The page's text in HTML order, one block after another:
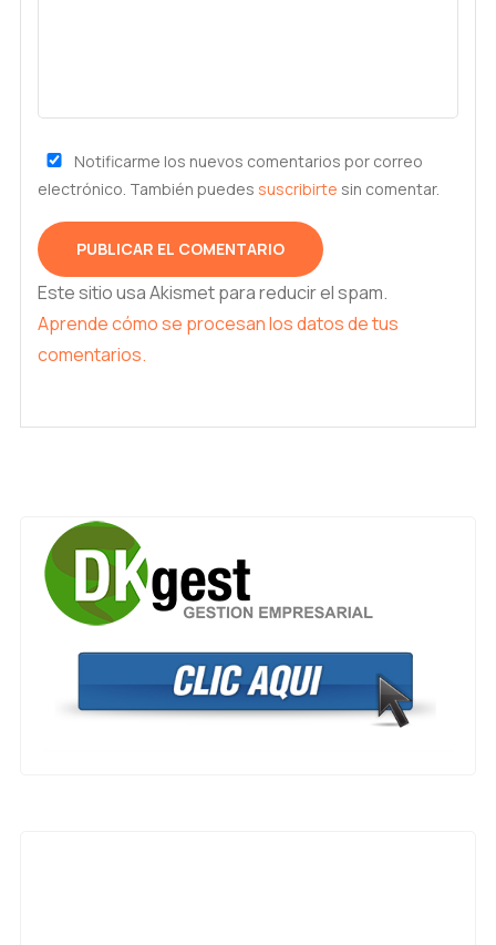
Notificarme los nuevos comentarios por correo
electrónico. También puedes suscribirte sin comentar.
Este sitio usa Akismet para reducir el spam.
Aprende cómo se procesan los datos de tus
comentarios.